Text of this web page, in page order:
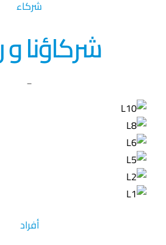
شركاء
شركاؤنا و
_
أفراد